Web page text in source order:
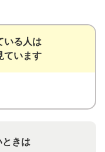
いる人は
ています
ときは